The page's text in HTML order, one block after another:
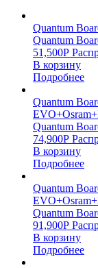
Quantum
Quantum
51,500Р
В корзину
Подробнее
Quantum
Quantum
74,900Р
В корзину
Подробнее
Quantum
Quantum
91,900Р
В корзину
Подробнее